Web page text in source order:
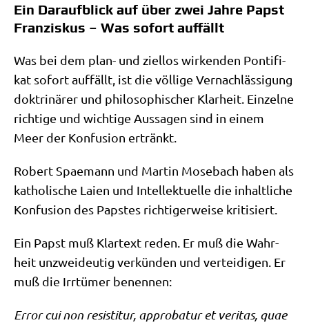
Ein Daraufblick auf über zwei Jahre Papst
Franziskus – Was sofort auffällt
Was bei dem plan- und ziel­los wir­ken­den Pon­ti­fi­
kat sofort auf­fällt, ist die völ­li­ge Ver­nach­läs­si­gung
dok­tri­nä­rer und phi­lo­so­phi­scher Klar­heit. Ein­zel­ne
rich­ti­ge und wich­ti­ge Aus­sa­gen sind in einem
Meer der Kon­fu­si­on ertränkt.
Robert Spae­mann und Mar­tin Mose­bach haben als
katho­li­sche Lai­en und Intel­lek­tu­el­le die inhalt­li­che
Kon­fu­si­on des Pap­stes rich­ti­ger­wei­se kritisiert.
Ein Papst muß Klar­text reden. Er muß die Wahr­
heit unzwei­deu­tig ver­kün­den und ver­tei­di­gen. Er
muß die Irr­tü­mer benennen:
Error cui non resi­sti­tur, appro­ba­tur et veri­tas, quae